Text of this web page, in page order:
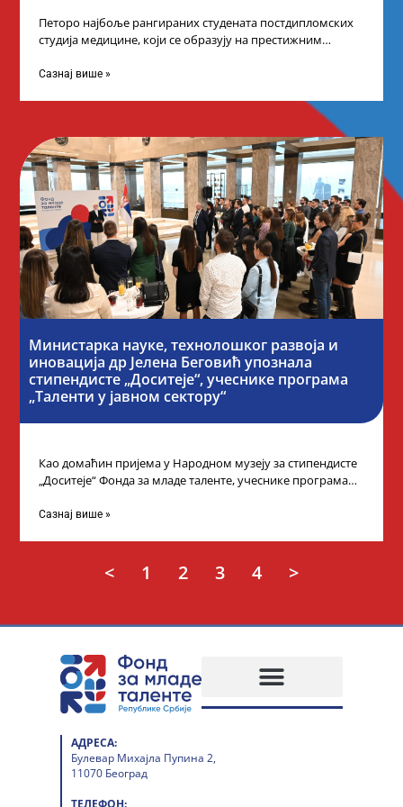
Петоро најбоље рангираних студената постдипломских
студија медицине, који се образују на престижним
стипендије од
Сазнај више »
Министарка науке, технолошког развоја и
иновација др Јелена Беговић упознала
стипендисте „Доситеје“, учеснике програма
„Таленти у јавном сектору“
Као домаћин пријема у Народном музеју за стипендисте
„Доситеје“ Фонда за младе таленте, учеснике програма
Сазнај више »
< 1 2 3 4 >
АДРЕСА:
Булевар Михајла Пупина 2,
11070 Београд
ТЕЛЕФОН: